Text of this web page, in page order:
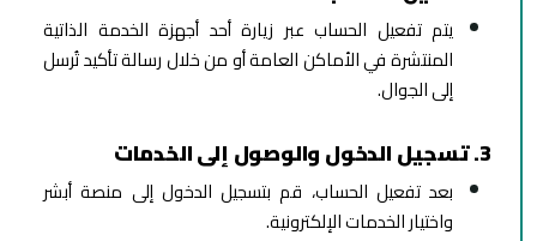
يتم تفعيل الحساب عبر زيارة أحد أجهزة الخدمة الذاتية
المنتشرة في الأماكن العامة أو من خلال رسالة تأكيد تُرسل
إلى الجوال.
3. تسجيل الدخول والوصول إلى الخدمات
بعد تفعيل الحساب، قم بتسجيل الدخول إلى منصة أبشر
واختيار الخدمات الإلكترونية.